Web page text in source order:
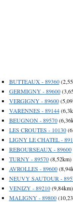
BUTTEAUX - 89360
GERMIGNY - 89600
VERGIGNY - 89600
VARENNES - 89144
BEUGNON - 89570
LES CROUTES - 10130
LIGNY LE CHATEL -
REBOURSEAUX - 89600
TURNY - 89570(8,52km)
AVROLLES - 89600
NEUVY SAUTOUR -
VENIZY - 89210(9,84km)
MALIGNY - 89800